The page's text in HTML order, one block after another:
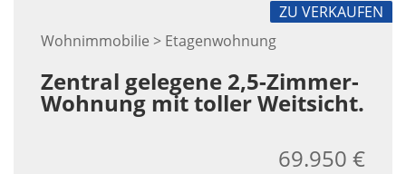
Wohnimmobilie > Etagenwohnung
ZU VERKAUFEN
Zentral gelegene 2,5-Zimmer-
Wohnung mit toller Weitsicht.
69.950 €